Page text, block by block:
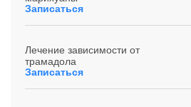
Записаться
Лечение зависимости от
трамадола
Записаться